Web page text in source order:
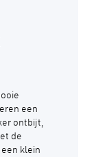
een
ontbijt,
de
klein